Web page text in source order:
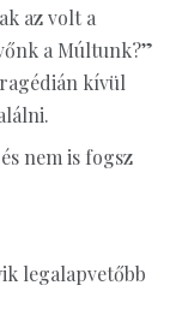
az volt a
a Múltunk?”
kívül
nem is fogsz
legalapvetőbb